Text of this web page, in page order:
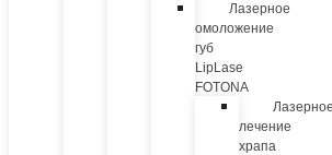
Лазерное
омоложение
губ
LipLase
FOTONA
Лазерное
лечение
храпа